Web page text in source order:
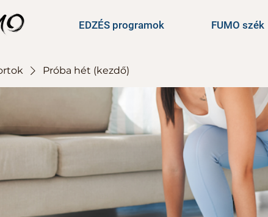
EDZÉS programok FUMO szék
Próba hét (kezdő)